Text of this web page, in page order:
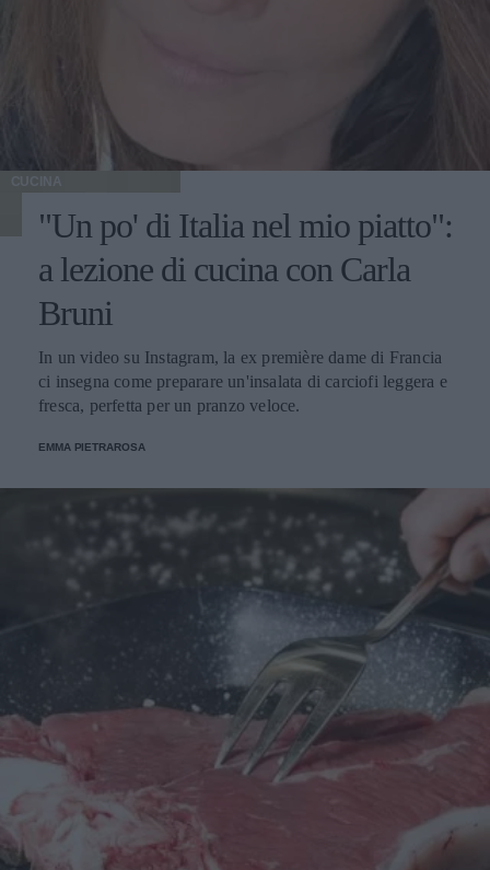
CUCINA
"Un po' di Italia nel mio piatto":
a lezione di cucina con Carla
Bruni
In un video su Instagram, la ex première dame di Francia
ci insegna come preparare un'insalata di carciofi leggera e
fresca, perfetta per un pranzo veloce.
EMMA PIETRAROSA